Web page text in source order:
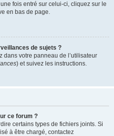
fois entré sur celui-ci, cliquez sur le
en bas de page.
de sujets ?
dans votre panneau de l’utilisateur
) et suivez les instructions.
ce forum ?
certains types de fichiers joints. Si
à être chargé, contactez